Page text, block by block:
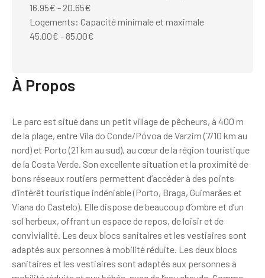
16.95€ - 20.65€
Logements: Capacité minimale et maximale
45.00€ - 85.00€
À Propos
Le parc est situé dans un petit village de pêcheurs, à 400 m
de la plage, entre Vila do Conde/Póvoa de Varzim (7/10 km au
nord) et Porto (21 km au sud), au cœur de la région touristique
de la Costa Verde. Son excellente situation et la proximité de
bons réseaux routiers permettent d’accéder à des points
d’intérêt touristique indéniable (Porto, Braga, Guimarães et
Viana do Castelo). Elle dispose de beaucoup d’ombre et d’un
sol herbeux, offrant un espace de repos, de loisir et de
convivialité. Les deux blocs sanitaires et les vestiaires sont
adaptés aux personnes à mobilité réduite. Les deux blocs
sanitaires et les vestiaires sont adaptés aux personnes à